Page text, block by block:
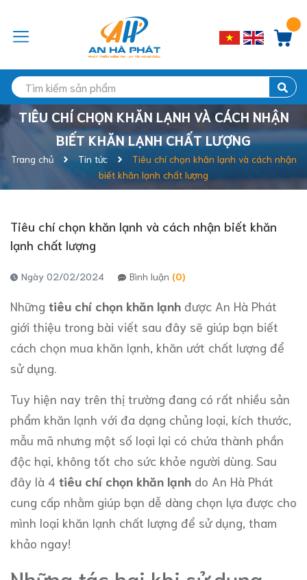
TIÊU CHÍ CHỌN KHĂN LẠNH VÀ CÁCH NHẬN
BIẾT KHĂN LẠNH CHẤT LƯỢNG
Trang chủ Tin tức
Tiêu chí chọn khăn lạnh và cách nhận
biết khăn lạnh chất lượng
Tiêu chí chọn khăn lạnh và cách nhận biết khăn
lạnh chất lượng
Ngày 02/02/2024 Bình luận (0)
Những tiêu chí chọn khăn lạnh được An Hà Phát
giới thiệu trong bài viết sau đây sẽ giúp bạn biết
cách chọn mua khăn lạnh, khăn ướt chất lượng để
sử dụng.
Tuy hiện nay trên thị trường đang có rất nhiều sản
phẩm khăn lạnh với đa dạng chủng loại, kích thước,
mẫu mã nhưng một số loại lại có chứa thành phần
độc hại, không tốt cho sức khỏe người dùng. Sau
đây là 4 tiêu chí chọn khăn lạnh do An Hà Phát
cung cấp nhằm giúp bạn dễ dàng chọn lựa được cho
mình loại khăn lạnh chất lượng để sử dụng, tham
khảo ngay!